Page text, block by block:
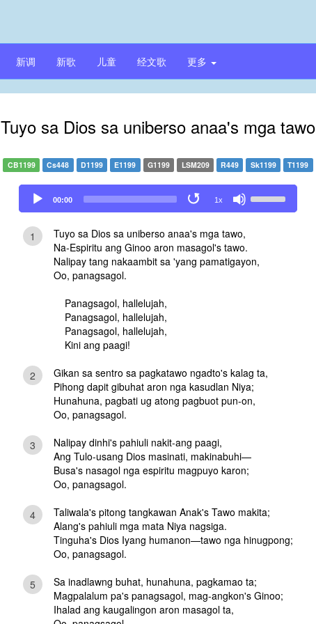
新调 新歌 儿童 经文歌 更多
Tuyo sa Dios sa uniberso anaa's mga tawo
CB1199 Cs448 D1199 E1199 G1199 LSM209 R449 Sk1199 T1199
Audio
Player
00:00 1x
Up/Down
increase
1
Tuyo sa Dios sa uniberso anaa's mga tawo,
Na-Espiritu ang Ginoo aron masagol's tawo.
Nalipay tang nakaambit sa 'yang pamatigayon,
Oo, panagsagol.
Panagsagol, hallelujah,
Panagsagol, hallelujah,
Panagsagol, hallelujah,
Kini ang paagi!
2
Gikan sa sentro sa pagkatawo ngadto's kalag ta,
Pihong dapit gibuhat aron nga kasudlan Niya;
Hunahuna, pagbati ug atong pagbuot pun-on,
Oo, panagsagol.
3
Nalipay dinhi's pahiuli nakit-ang paagi,
Ang Tulo-usang Dios masinati, makinabuhi—
Busa's nasagol nga espiritu magpuyo karon;
Oo, panagsagol.
4
Taliwala's pitong tangkawan Anak's Tawo makita;
Alang's pahiuli mga mata Niya nagsiga.
Tinguha's Dios Iyang humanon—tawo nga hinugpong;
Oo, panagsagol.
5
Sa inadlawng buhat, hunahuna, pagkamao ta;
Magpalalum pa's panagsagol, mag-angkon's Ginoo;
Ihalad ang kaugalingon aron masagol ta,